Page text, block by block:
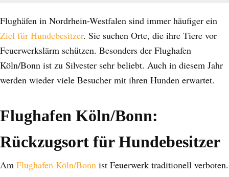
Flughäfen in Nordrhein-Westfalen sind immer häufiger ein
Ziel für Hundebesitzer. Sie suchen Orte, die ihre Tiere vor
Feuerwerkslärm schützen. Besonders der Flughafen
Köln/Bonn ist zu Silvester sehr beliebt. Auch in diesem Jahr
werden wieder viele Besucher mit ihren Hunden erwartet.
Flughafen Köln/Bonn:
Rückzugsort für Hundebesitzer
Am Flughafen Köln/Bonn ist Feuerwerk traditionell verboten.